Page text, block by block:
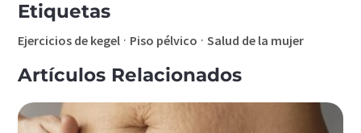
Etiquetas
Ejercicios de kegel · Piso pélvico ·Salud de la mujer
Artículos Relacionados